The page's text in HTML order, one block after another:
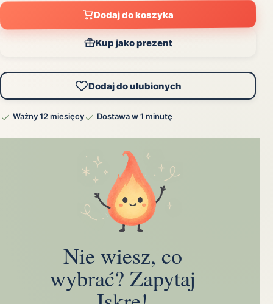
Dodaj do koszyka
Kup jako prezent
Dodaj do ulubionych
Ważny 12 miesięcy Dostawa w 1 minutę
Nie wiesz, co
wybrać? Zapytaj